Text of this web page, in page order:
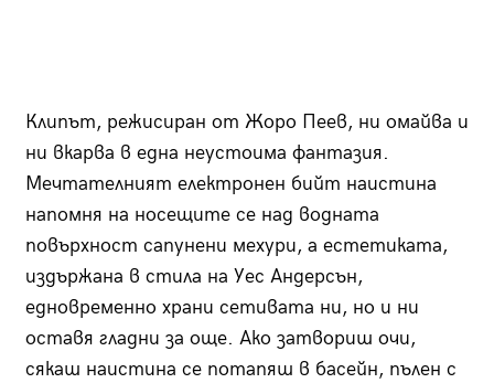
Клипът, режисиран от Жоро Пеев, ни омайва и
ни вкарва в една неустоима фантазия.
Мечтателният електронен бийт наистина
напомня на носещите се над водната
повърхност сапунени мехури, а естетиката,
издържана в стила на Уес Андерсън,
едновременно храни сетивата ни, но и ни
оставя гладни за още. Ако затвориш очи,
сякаш наистина се потапяш в басейн, пълен с